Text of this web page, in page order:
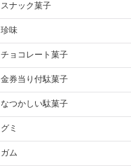
スナック菓子
珍味
チョコレート菓子
金券当り付駄菓子
なつかしい駄菓子
グミ
ガム